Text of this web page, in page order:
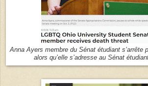
Anna Ayers membre du Sénat étudiant s’arrête
alors qu’elle s’adresse au Sénat